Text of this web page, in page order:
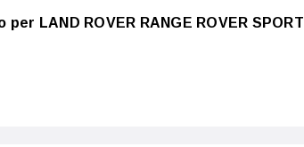
LAND ROVER RANGE ROVER SPORT